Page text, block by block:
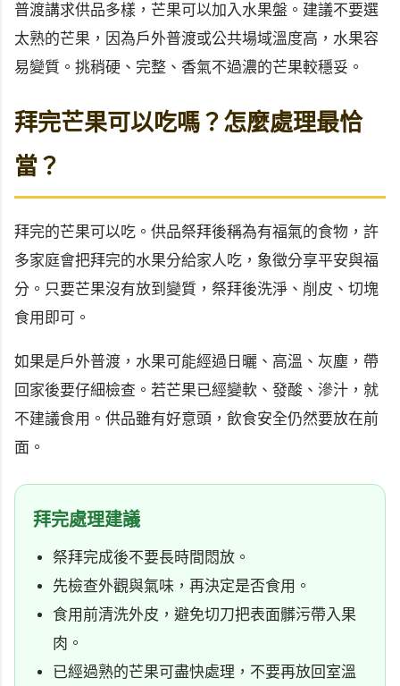
普渡講求供品多樣，芒果可以加入水果盤。建議不要選
太熟的芒果，因為戶外普渡或公共場域溫度高，水果容
易變質。挑稍硬、完整、香氣不過濃的芒果較穩妥。
拜完芒果可以吃嗎？怎麼處理最恰
當？
拜完的芒果可以吃。供品祭拜後稱為有福氣的食物，許
多家庭會把拜完的水果分給家人吃，象徵分享平安與福
分。只要芒果沒有放到變質，祭拜後洗淨、削皮、切塊
食用即可。
如果是戶外普渡，水果可能經過日曬、高溫、灰塵，帶
回家後要仔細檢查。若芒果已經變軟、發酸、滲汁，就
不建議食用。供品雖有好意頭，飲食安全仍然要放在前
面。
拜完處理建議
祭拜完成後不要長時間悶放。
先檢查外觀與氣味，再決定是否食用。
食用前清洗外皮，避免切刀把表面髒污帶入果
肉。
已經過熟的芒果可盡快處理，不要再放回室溫